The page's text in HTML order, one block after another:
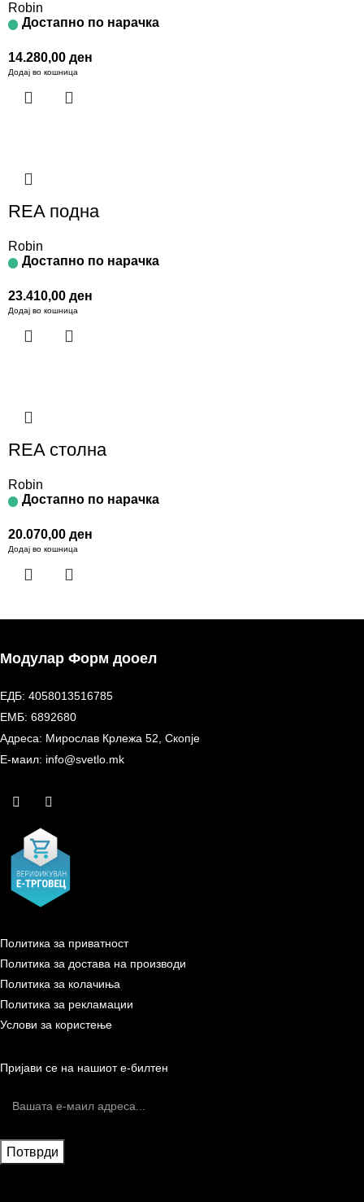
Robin
Достапно по нарачка
14.280,00 ден
Додај во кошница
REA подна
Robin
Достапно по нарачка
23.410,00 ден
Додај во кошница
REA столна
Robin
Достапно по нарачка
20.070,00 ден
Додај во кошница
Модулар Форм дооел
ЕДБ: 4058013516785
ЕМБ: 6892680
Адреса: Мирослав Крлежа 52, Скопје
Е-маил: info@svetlo.mk
Политика за приватност
Политика за достава на производи
Политика за колачиња
Политика за рекламации
Услови за користење
Пријави се на нашиот е-билтен